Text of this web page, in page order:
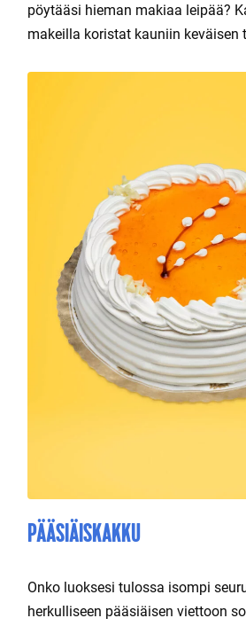
pöytääsi hieman makiaa leipää?
makeilla koristat kauniin keväisen
PÄÄSIÄISKAKKU
Onko luoksesi tulossa isompi
herkulliseen pääsiäisen viettoon